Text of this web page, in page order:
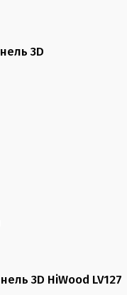
3D
3D HiWood LV127